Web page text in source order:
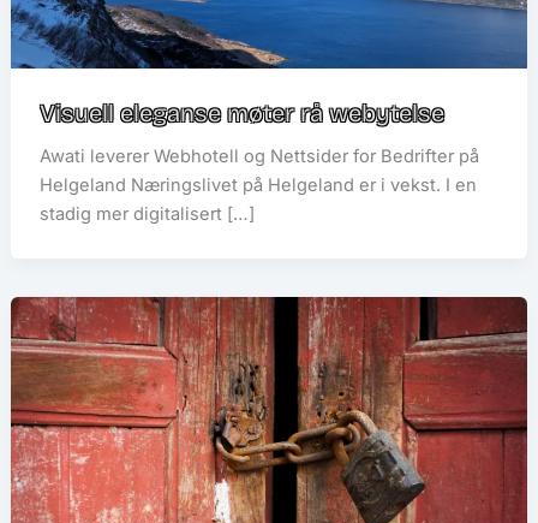
Visuell eleganse møter rå webytelse
Awati leverer Webhotell og Nettsider for Bedrifter på
Helgeland Næringslivet på Helgeland er i vekst. I en
stadig mer digitalisert […]